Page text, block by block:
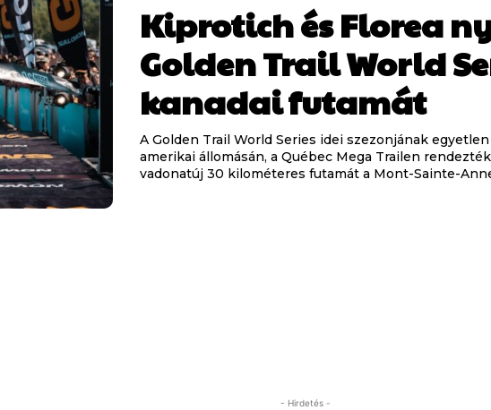
Kiprotich és Florea
Golden Trail World
kanadai futamát
A Golden Trail World Series idei szezonjának
amerikai állomásán, a Québec Mega Trailen
vadonatúj 30 kilométeres futamát a Mont-Sainte-
- Hirdetés -